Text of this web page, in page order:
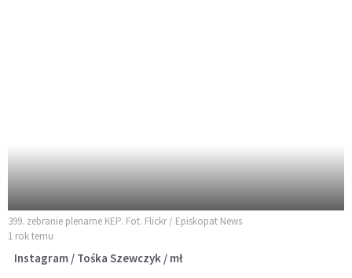
399. zebranie plenarne KEP. Fot. Flickr / Episkopat News
1 rok temu
Instagram / Tośka Szewczyk / mł